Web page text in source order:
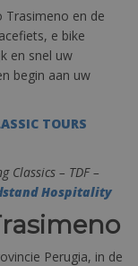
Trasimeno en de
e bike
en snel uw
begin aan uw
TOURS
Classics – TDF –
Hospitality
Perugia, in de